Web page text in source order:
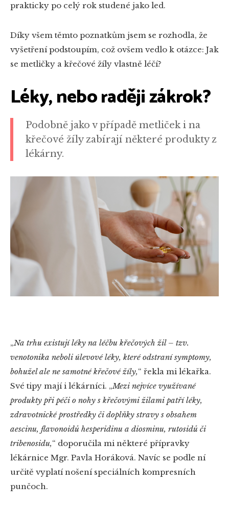
prakticky po celý rok studené jako led.
Díky všem těmto poznatkům jsem se rozhodla, že
vyšetření podstoupím, což ovšem vedlo k otázce: Jak
se metličky a křečové žíly vlastně léčí?
Léky, nebo raději zákrok?
Podobně jako v případě metliček i na
křečové žíly zabírají některé produkty z
lékárny.
„Na trhu existují léky na léčbu křečových žil – tzv.
venotonika neboli úlevové léky, které odstraní symptomy,
bohužel ale ne samotné křečové žíly,“ řekla mi lékařka.
Své tipy mají i lékárníci. „Mezi nejvíce využívané
produkty při péči o nohy s křečovými žilami patří léky,
zdravotnické prostředky či doplňky stravy s obsahem
aescinu, flavonoidů hesperidinu a diosminu, rutosidů či
tribenosidu,“ doporučila mi některé přípravky
lékárnice Mgr. Pavla Horáková. Navíc se podle ní
určitě vyplatí nošení speciálních kompresních
punčoch.